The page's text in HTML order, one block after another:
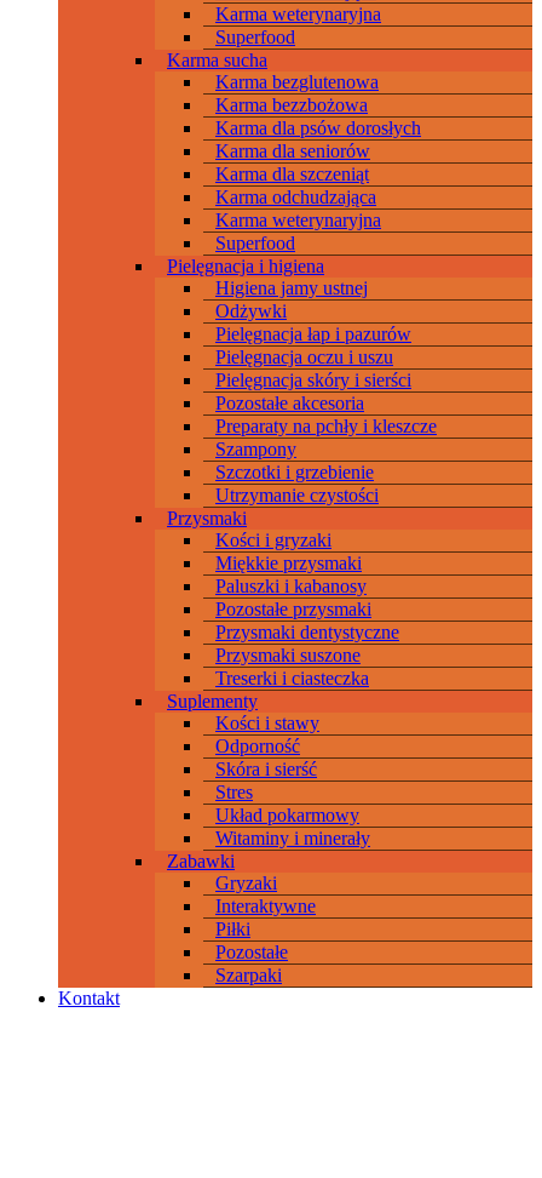
Karma weterynaryjna
Superfood
Karma sucha
Karma bezglutenowa
Karma bezzbożowa
Karma dla psów dorosłych
Karma dla seniorów
Karma dla szczeniąt
Karma odchudzająca
Karma weterynaryjna
Superfood
Pielęgnacja i higiena
Higiena jamy ustnej
Odżywki
Pielęgnacja łap i pazurów
Pielęgnacja oczu i uszu
Pielęgnacja skóry i sierści
Pozostałe akcesoria
Preparaty na pchły i kleszcze
Szampony
Szczotki i grzebienie
Utrzymanie czystości
Przysmaki
Kości i gryzaki
Miękkie przysmaki
Paluszki i kabanosy
Pozostałe przysmaki
Przysmaki dentystyczne
Przysmaki suszone
Treserki i ciasteczka
Suplementy
Kości i stawy
Odporność
Skóra i sierść
Stres
Układ pokarmowy
Witaminy i minerały
Zabawki
Gryzaki
Interaktywne
Piłki
Pozostałe
Szarpaki
Kontakt